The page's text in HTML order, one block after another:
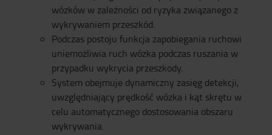
wózków w zależności od ryzyka związanego z
wykrywaniem przeszkód.
Podczas postoju funkcja zapobiegania ruchowi
uniemożliwia ruch wózka podczas ruszania w
przypadku wykrycia przeszkody.
System obejmuje dynamiczny zasięg detekcji,
uwzględniający prędkość wózka i kąt skrętu w
celu automatycznego dostosowania obszaru
wykrywania.​